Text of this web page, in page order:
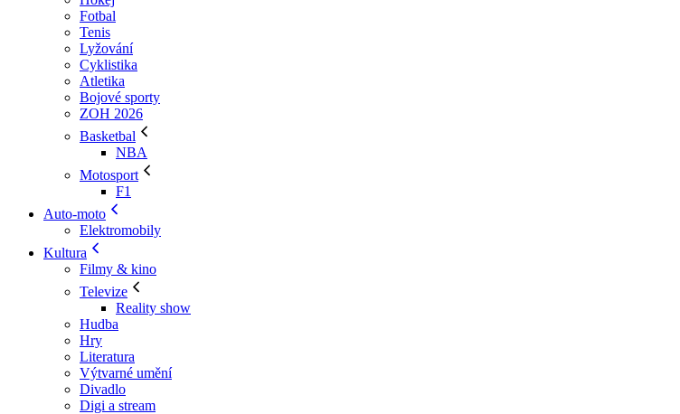
Fotbal
Tenis
Lyžování
Cyklistika
Atletika
Bojové sporty
ZOH 2026
Basketbal
NBA
Motosport
F1
Auto-moto
Elektromobily
Kultura
Filmy & kino
Televize
Reality show
Hudba
Hry
Literatura
Výtvarné umění
Divadlo
Digi a stream